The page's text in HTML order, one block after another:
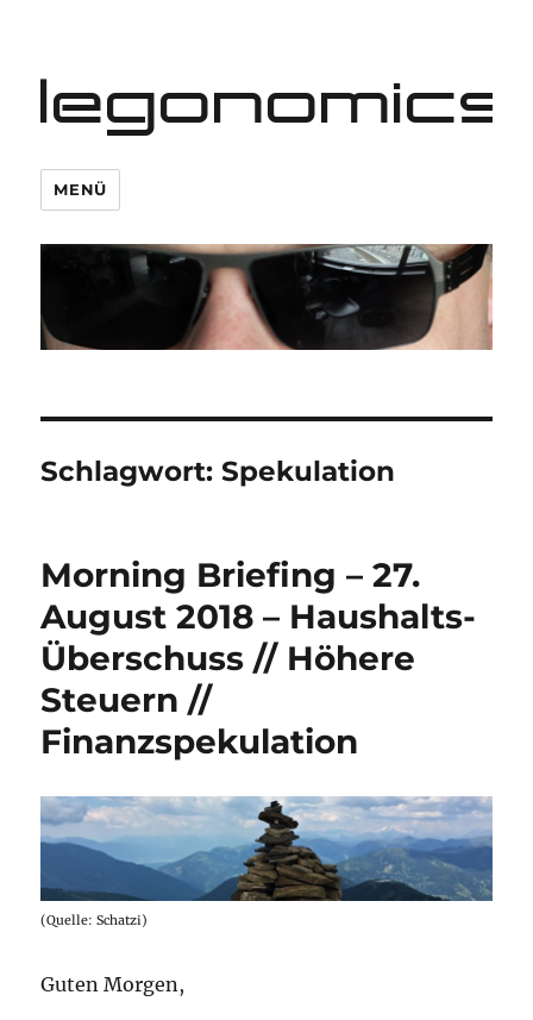
legonomics
MENÜ
Schlagwort:Spekulation
Morning Briefing – 27.
August 2018 – Haushalts-
Überschuss // Höhere
Steuern //
Finanzspekulation
(Quelle: Schatzi)
Guten Morgen,